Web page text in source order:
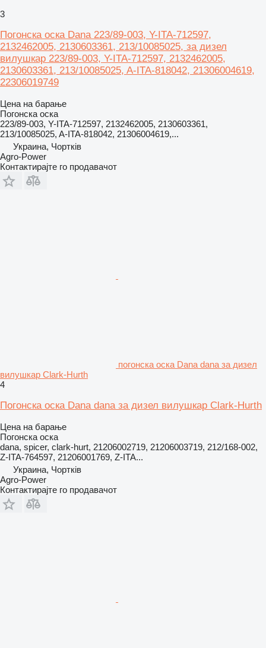
3
Погонска оска Dana 223/89-003, Y-ITA-712597,
2132462005, 2130603361, 213/10085025, за дизел
вилушкар 223/89-003, Y-ITA-712597, 2132462005,
2130603361, 213/10085025, A-ITA-818042, 21306004619,
22306019749
Цена на барање
Погонска оска
223/89-003, Y-ITA-712597, 2132462005, 2130603361,
213/10085025, A-ITA-818042, 21306004619,...
Украина, Чортків
Agro-Power
Контактирајте го продавачот
погонска оска Dana dana за дизел
вилушкар Clark-Hurth
4
Погонска оска Dana dana за дизел вилушкар Clark-Hurth
Цена на барање
Погонска оска
dana, spicer, clark-hurt, 21206002719, 21206003719, 212/168-002,
Z-ITA-764597, 21206001769, Z-ITA...
Украина, Чортків
Agro-Power
Контактирајте го продавачот